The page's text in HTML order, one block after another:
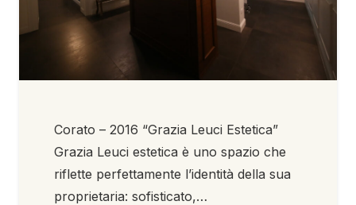
Corato – 2016 “Grazia Leuci Estetica”
Grazia Leuci estetica è uno spazio che
riflette perfettamente l’identità della sua
proprietaria: sofisticato,…